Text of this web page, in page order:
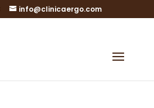
info@clinicaergo.com